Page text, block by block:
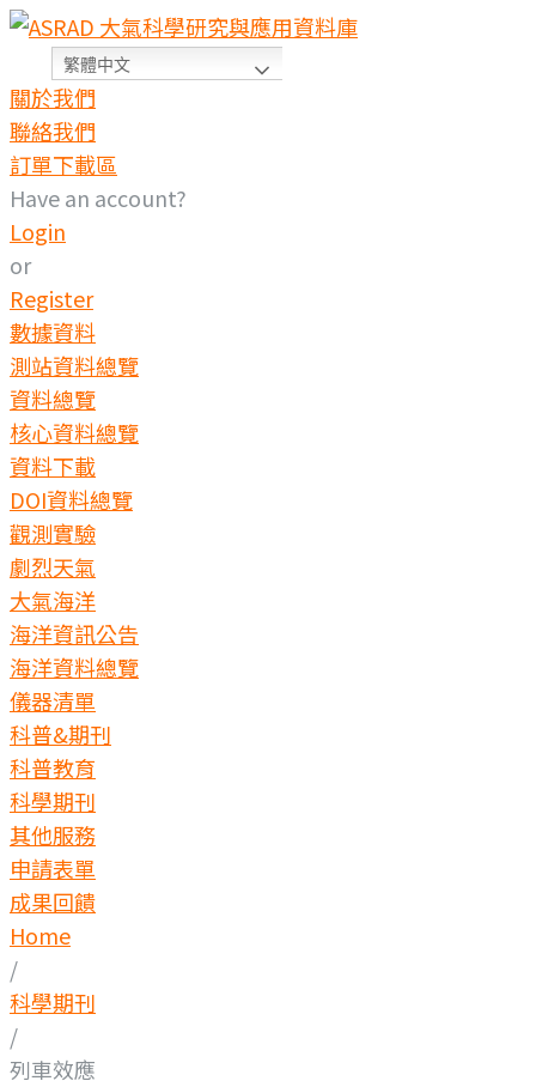
繁體中文
關於我們
聯絡我們
訂單下載區
Have an account?
Login
or
Register
數據資料
測站資料總覽
資料總覽
核心資料總覽
資料下載
DOI資料總覽
觀測實驗
劇烈天氣
大氣海洋
海洋資訊公告
海洋資料總覽
儀器清單
科普&期刊
科普教育
科學期刊
其他服務
申請表單
成果回饋
Home
/
科學期刊
/
列車效應